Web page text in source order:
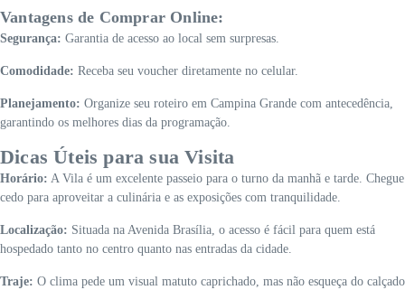
Vantagens de Comprar Online:
Segurança: Garantia de acesso ao local sem surpresas.
Comodidade: Receba seu voucher diretamente no celular.
Planejamento: Organize seu roteiro em Campina Grande com antecedência,
garantindo os melhores dias da programação.
Dicas Úteis para sua Visita
Horário: A Vila é um excelente passeio para o turno da manhã e tarde. Chegue
cedo para aproveitar a culinária e as exposições com tranquilidade.
Localização: Situada na Avenida Brasília, o acesso é fácil para quem está
hospedado tanto no centro quanto nas entradas da cidade.
Traje: O clima pede um visual matuto caprichado, mas não esqueça do calçado